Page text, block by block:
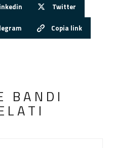
Twitter
Copia link
BANDI